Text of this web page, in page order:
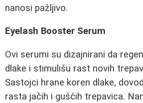
nanosi pažljivo.
Eyelash Booster Serum
Ovi serumi su dizajnirani da
dlake i stimulišu rast novih
Sastojci hrane koren dlake,
rasta jačih i gušćih trepavica.